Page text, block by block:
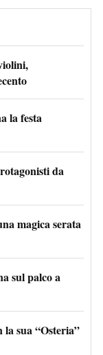
la festa
da
magica serata
sul palco a
sua “Osteria”